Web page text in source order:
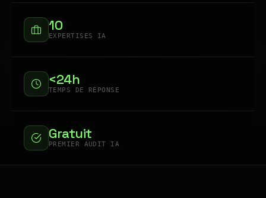
10
EXPERTISES IA
<24h
TEMPS DE RÉPONSE
Gratuit
PREMIER AUDIT IA